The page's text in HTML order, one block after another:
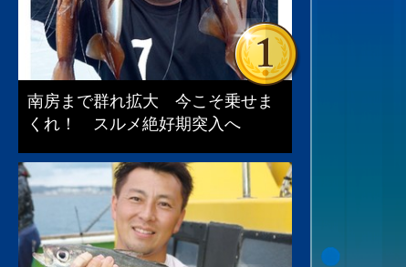
南房まで群れ拡大 今こそ乗せま
くれ！ スルメ絶好期突入へ